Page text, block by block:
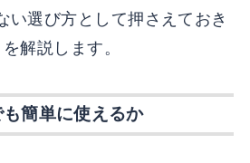
い選び方として押さえておき
解説します。
簡単に使えるか